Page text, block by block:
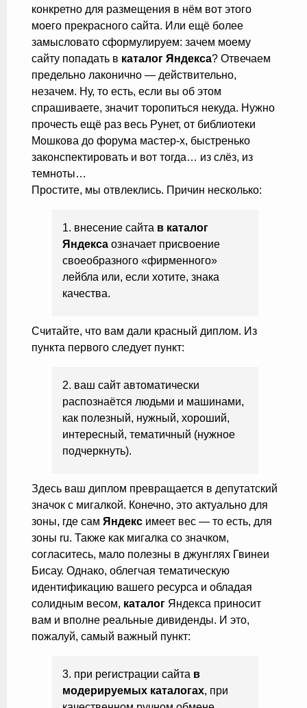
конкретно для размещения в нём вот этого
моего прекрасного сайта. Или ещё более
замысловато сформулируем: зачем моему
сайту попадать в каталог Яндекса? Отвечаем
предельно лаконично — действительно,
незачем. Ну, то есть, если вы об этом
спрашиваете, значит торопиться некуда. Нужно
прочесть ещё раз весь Рунет, от библиотеки
Мошкова до форума мастер-х, быстренько
законспектировать и вот тогда… из слёз, из
темноты…
Простите, мы отвлеклись. Причин несколько:
1. внесение сайта в каталог
Яндекса означает присвоение
своеобразного «фирменного»
лейбла или, если хотите, знака
качества.
Считайте, что вам дали красный диплом. Из
пункта первого следует пункт:
2. ваш сайт автоматически
распознаётся людьми и машинами,
как полезный, нужный, хороший,
интересный, тематичный (нужное
подчеркнуть).
Здесь ваш диплом превращается в депутатский
значок с мигалкой. Конечно, это актуально для
зоны, где сам Яндекс имеет вес — то есть, для
зоны ru. Также как мигалка со значком,
согласитесь, мало полезны в джунглях Гвинеи
Бисау. Однако, облегчая тематическую
идентификацию вашего ресурса и обладая
солидным весом, каталог Яндекса приносит
вам и вполне реальные дивиденды. И это,
пожалуй, самый важный пункт:
3. при регистрации сайта в
модерируемых каталогах, при